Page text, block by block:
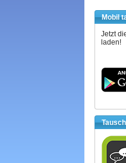
Mobil
Jetzt
laden!